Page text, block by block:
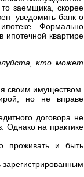
заемщика, скорее
уведомить банк о
Формально
ипотечной квартире
кто может
своим имуществом.
но не вправе
договора не
Однако на практике
проживать и быть